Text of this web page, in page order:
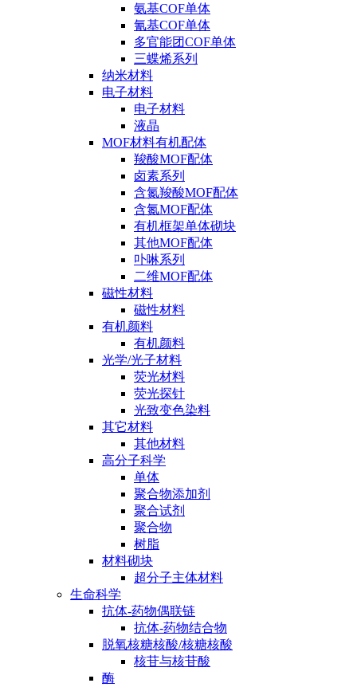
氨基COF单体
氰基COF单体
多官能团COF单体
三蝶烯系列
纳米材料
电子材料
电子材料
液晶
MOF材料有机配体
羧酸MOF配体
卤素系列
含氮羧酸MOF配体
含氮MOF配体
有机框架单体砌块
其他MOF配体
卟啉系列
二维MOF配体
磁性材料
磁性材料
有机颜料
有机颜料
光学/光子材料
荧光材料
荧光探针
光致变色染料
其它材料
其他材料
高分子科学
单体
聚合物添加剂
聚合试剂
聚合物
树脂
材料砌块
超分子主体材料
生命科学
抗体-药物偶联链
抗体-药物结合物
脱氧核糖核酸/核糖核酸
核苷与核苷酸
酶